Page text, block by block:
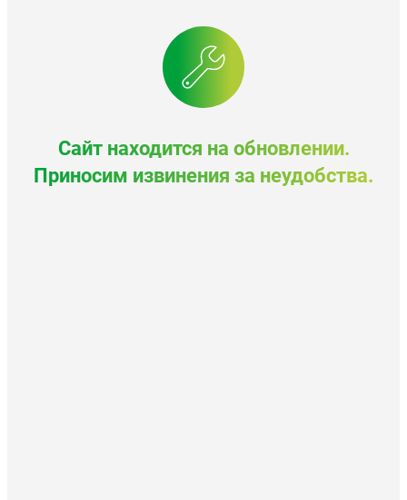
Сайт находится на обновлении.
Приносим извинения за неудобства.